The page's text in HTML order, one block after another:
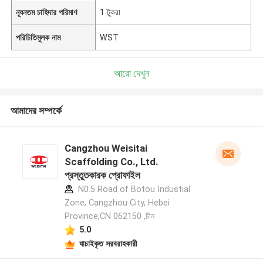
ন্যূনতম চাহিদার পরিমাণ 1 টুকরা
পরিচিতিমুলক নাম WST
আরো দেখুন
আমাদের সম্পর্কে
Cangzhou Weisitai
Scaffolding Co., Ltd.
প্রস্তুতকারক প্রোফাইল
N0.5 Road of Botou Industial
Zone, Cangzhou City, Hebei
Province,CN 062150 ,চীন
5.0
যাচাইকৃত সরবরাহকারী